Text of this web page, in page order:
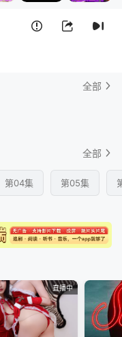
全部
全部
第04集 第05集
直播中